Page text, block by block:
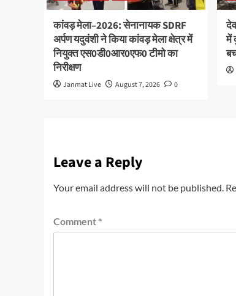
कांवड़ मेला–2026: सेनानायक SDRF
अर्पण यदुवंशी ने किया कांवड़ मेला क्षेत्र में
नियुक्त एस0डी0आर0एफ0 टीमो का
निरीक्षण
Janmat Live August 7, 2026 0
में
Leave a Reply
Your email address will not be published.
Comment *